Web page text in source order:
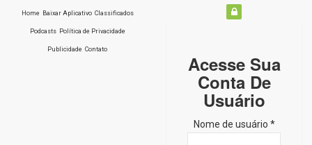
Home Baixar Aplicativo Classificados
Podcasts Política de Privacidade
Publicidade Contato
Acesse Sua
Conta De
Usuário
Nome de usuário *